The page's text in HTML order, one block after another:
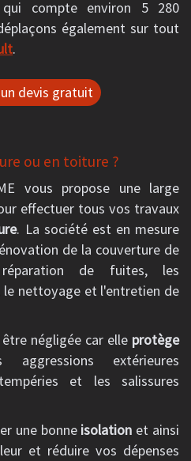
compte environ 5 280
également sur tout
.
devis gratuit
ou en toiture ?
vous propose une large
effectuer tous vos travaux
. La société est en mesure
de la couverture de
de fuites, les
le nettoyage et l'entretien de
négligée car elle protège
extérieures
et les salissures
une bonne isolation et ainsi
et réduire vos dépenses